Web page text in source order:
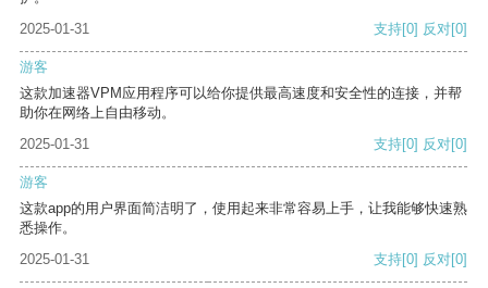
2025-01-31
支持[0] 反对[0]
游客
这款加速器VPM应用程序可以给你提供最高速度和安全性的连接，并帮
助你在网络上自由移动。
2025-01-31
支持[0] 反对[0]
游客
这款app的用户界面简洁明了，使用起来非常容易上手，让我能够快速熟
悉操作。
2025-01-31
支持[0] 反对[0]